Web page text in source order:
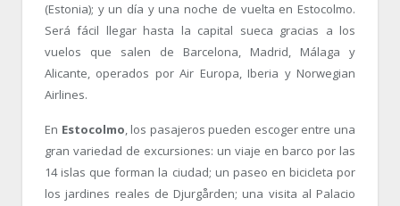
(Estonia); y un día y una noche de vuelta en Estocolmo.
Será fácil llegar hasta la capital sueca gracias a los
vuelos que salen de Barcelona, Madrid, Málaga y
Alicante, operados por Air Europa, Iberia y Norwegian
Airlines.
En Estocolmo, los pasajeros pueden escoger entre una
gran variedad de excursiones: un viaje en barco por las
14 islas que forman la ciudad; un paseo en bicicleta por
los jardines reales de Djurgården; una visita al Palacio